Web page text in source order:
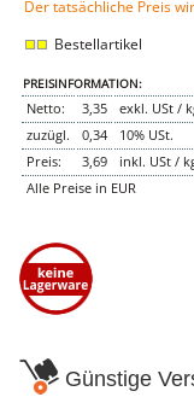
Hundefutter
trocken
Belcando
Barf-Zusätze
Katzenfutter
Gutschein kaufen
Der tatsächliche Preis
Bestellartikel
PREISINFORMATION:
Netto: 3,35
exkl. USt /
zuzügl.
0,34
10% USt.
Preis:
3,69
inkl. USt /
Alle Preise in EUR
Günstige